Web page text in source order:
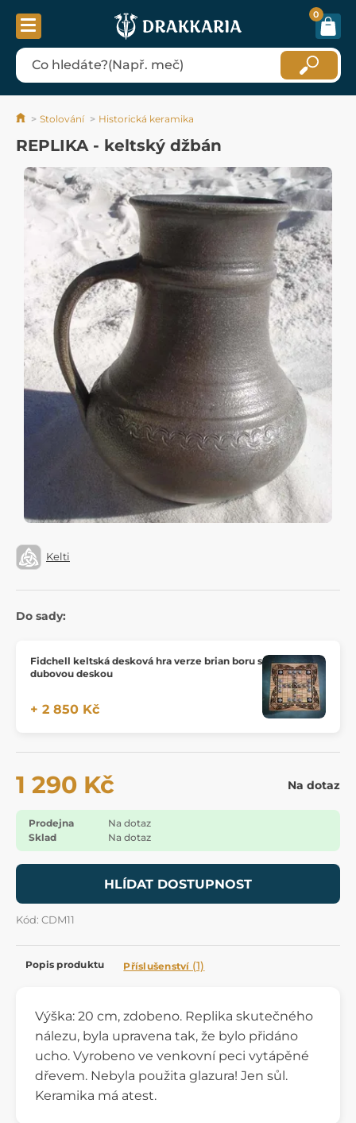
0
Stolování Historická keramika
REPLIKA - keltský džbán
Kelti
Do sady:
Fidchell keltská desková hra verze brian boru s
dubovou deskou
+ 2 850 Kč
1 290 Kč Na dotaz
Prodejna
Na dotaz
Sklad
Na dotaz
HLÍDAT DOSTUPNOST
Kód: CDM11
Popis produktu Příslušenství (1)
Výška: 20 cm, zdobeno. Replika skutečného
nálezu, byla upravena tak, že bylo přidáno
ucho. Vyrobeno ve venkovní peci vytápěné
dřevem. Nebyla použita glazura! Jen sůl.
Keramika má atest.